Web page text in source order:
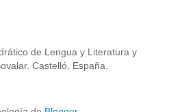
de Lengua y Literatura y
Castelló, España.